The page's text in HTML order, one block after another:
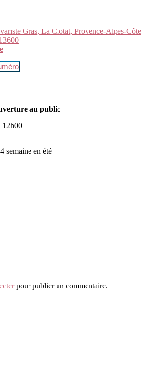
Gras, La Ciotat, Provence-Alpes-Côte
au public
12h00
semaine en été
pour publier un commentaire.